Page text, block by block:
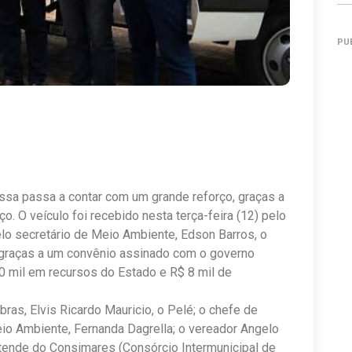
passa a contar com um grande reforço, graças a
O veículo foi recebido nesta terça-feira (12) pelo
secretário de Meio Ambiente, Edson Barros, o
a um convênio assinado com o governo
mil em recursos do Estado e R$ 8 mil de
Elvis Ricardo Mauricio, o Pelé; o chefe de
Ambiente, Fernanda Dagrella; o vereador Angelo
do Consimares (Consórcio Intermunicipal de